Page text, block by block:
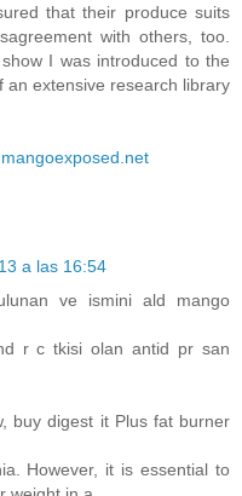
that their produce suits
with others, too.
I was introduced to the
extensive research library
a las 16:54
ve ismini ald mango
r c tkisi olan antid pr san
buy digest it Plus fat burner
However, it is essential to